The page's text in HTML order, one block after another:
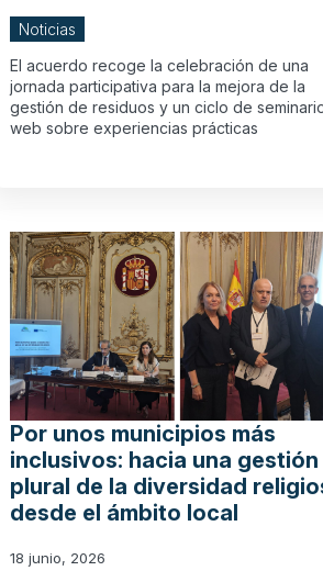
Noticias
El acuerdo recoge la celebración de una
jornada participativa para la mejora de la
gestión de residuos y un ciclo de
web sobre experiencias prácticas
Por unos municipios más
inclusivos: hacia una gestión
plural de la diversidad
desde el ámbito local
18 junio, 2026